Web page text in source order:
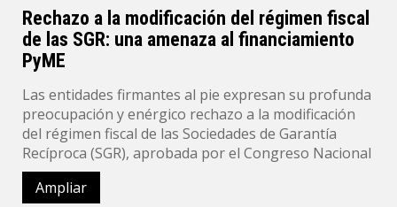
Rechazo a la modificación del régimen fiscal
de las SGR: una amenaza al financiamiento
PyME
Las entidades firmantes al pie expresan su profunda
preocupación y enérgico rechazo a la modificación
del régimen fiscal de las Sociedades de Garantía
Recíproca (SGR), aprobada por el Congreso Nacional
Ampliar